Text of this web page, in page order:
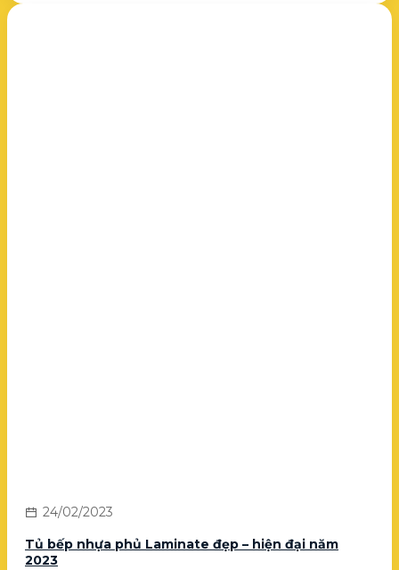
24/02/2023
Tủ bếp nhựa phủ Laminate đẹp – hiện đại năm
2023